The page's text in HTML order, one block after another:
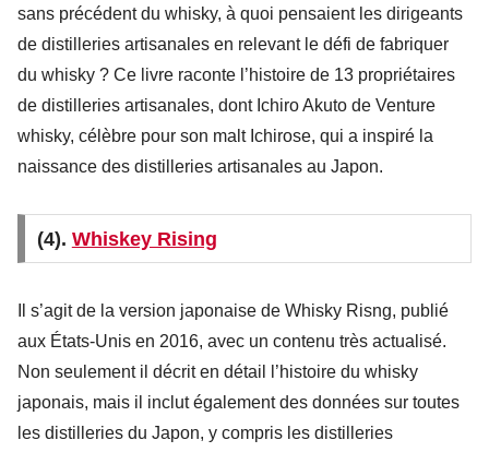
sans précédent du whisky, à quoi pensaient les dirigeants
de distilleries artisanales en relevant le défi de fabriquer
du whisky ? Ce livre raconte l’histoire de 13 propriétaires
de distilleries artisanales, dont Ichiro Akuto de Venture
whisky, célèbre pour son malt Ichirose, qui a inspiré la
naissance des distilleries artisanales au Japon.
(4). Whiskey Rising
Il s’agit de la version japonaise de Whisky Risng, publié
aux États-Unis en 2016, avec un contenu très actualisé.
Non seulement il décrit en détail l’histoire du whisky
japonais, mais il inclut également des données sur toutes
les distilleries du Japon, y compris les distilleries